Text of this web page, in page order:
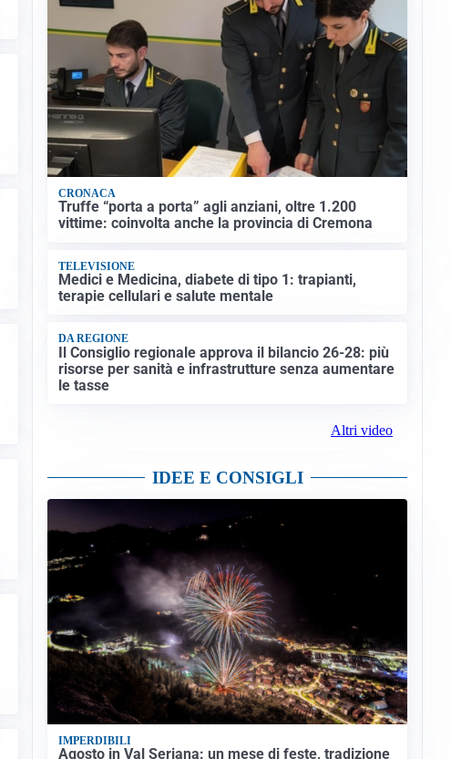
CRONACA
Truffe “porta a porta” agli anziani, oltre 1.200
vittime: coinvolta anche la provincia di Cremona
TELEVISIONE
Medici e Medicina, diabete di tipo 1: trapianti,
terapie cellulari e salute mentale
DA REGIONE
Il Consiglio regionale approva il bilancio 26-28: più
risorse per sanità e infrastrutture senza aumentare
le tasse
Altri video
IDEE E CONSIGLI
IMPERDIBILI
Agosto in Val Seriana: un mese di feste, tradizione